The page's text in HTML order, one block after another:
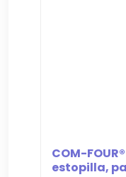
COM-
estopilla,